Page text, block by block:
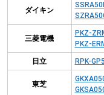
ダイキン
三菱電機
PKZ-
PKZ-
日立 RPK-
東芝